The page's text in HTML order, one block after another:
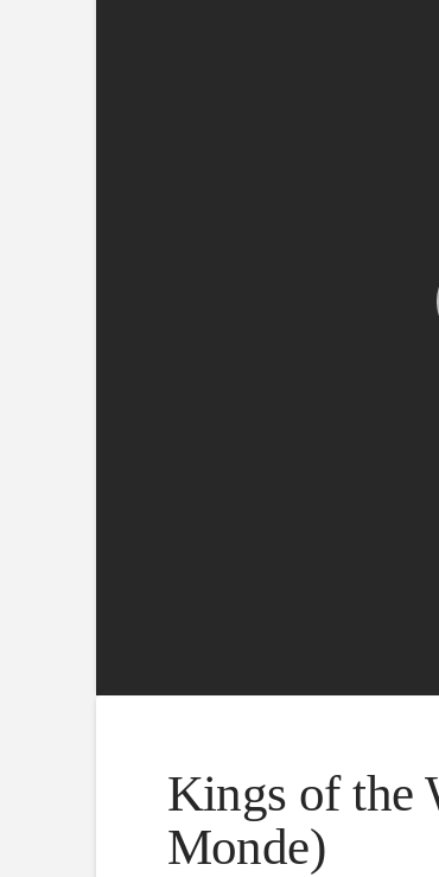
Kings of the
Monde)